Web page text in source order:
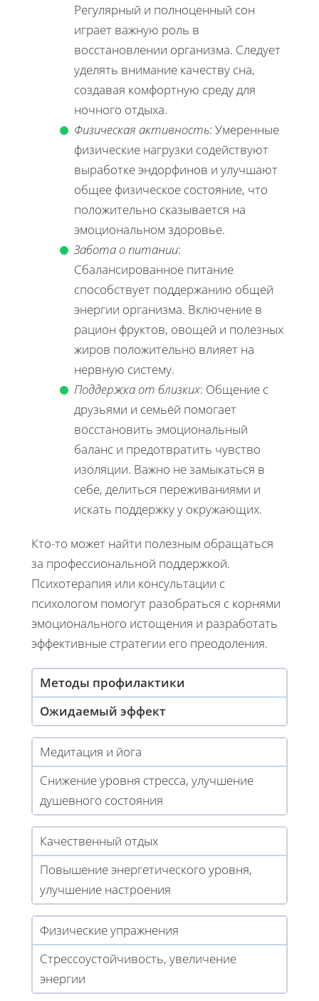
Регулярный и полноценный сон
играет важную роль в
восстановлении организма. Следует
уделять внимание качеству сна,
создавая комфортную среду для
ночного отдыха.
Физическая активность: Умеренные
физические нагрузки содействуют
выработке эндорфинов и улучшают
общее физическое состояние, что
положительно сказывается на
эмоциональном здоровье.
Забота о питании:
Сбалансированное питание
способствует поддержанию общей
энергии организма. Включение в
рацион фруктов, овощей и полезных
жиров положительно влияет на
нервную систему.
Поддержка от близких: Общение с
друзьями и семьёй помогает
восстановить эмоциональный
баланс и предотвратить чувство
изоляции. Важно не замыкаться в
себе, делиться переживаниями и
искать поддержку у окружающих.
Кто-то может найти полезным обращаться
за профессиональной поддержкой.
Психотерапия или консультации с
психологом помогут разобраться с корнями
эмоционального истощения и разработать
эффективные стратегии его преодоления.
Методы профилактики
Ожидаемый эффект
Медитация и йога
Снижение уровня стресса, улучшение
душевного состояния
Качественный отдых
Повышение энергетического уровня,
улучшение настроения
Физические упражнения
Стрессоустойчивость, увеличение
энергии